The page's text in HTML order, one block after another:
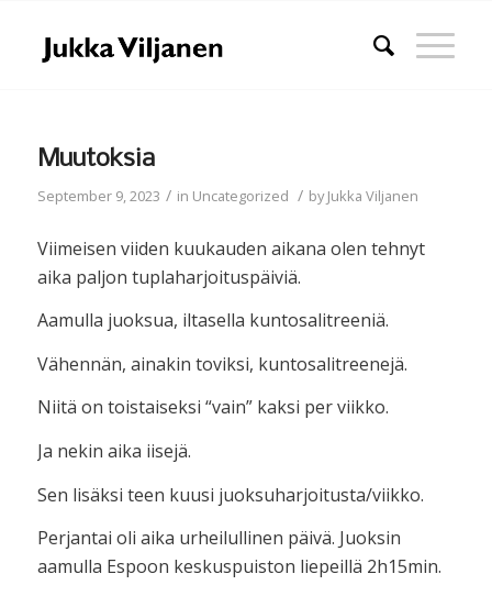
Muutoksia
September 9, 2023 / in Uncategorized / byJukka Viljanen
Viimeisen viiden kuukauden aikana olen tehnyt
aika paljon tuplaharjoituspäiviä.
Aamulla juoksua, iltasella kuntosalitreeniä.
Vähennän, ainakin toviksi, kuntosalitreenejä.
Niitä on toistaiseksi “vain” kaksi per viikko.
Ja nekin aika iisejä.
Sen lisäksi teen kuusi juoksuharjoitusta/viikko.
Perjantai oli aika urheilullinen päivä. Juoksin
aamulla Espoon keskuspuiston liepeillä 2h15min.